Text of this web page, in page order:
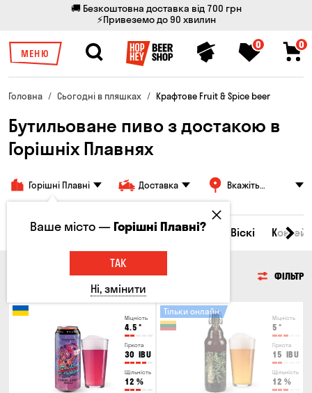
🚚 Безкоштовна доставка від 700 грн
⚡Привеземо до 90 хвилин
МЕНЮ
0 0
Головна Сьогодні в пляшках Крафтове Fruit & Spice beer
Бутильоване пиво з достакою в
Горішніх Плавнях
Горішні Плавні Доставка
Вкажіть
Всі товари Пиво Сидр Вино Віскі
ФІЛЬТР
Міцність
4.5 °
Гіркота
30 IBU
Щільність
12 %
Міцність
5 °
Гіркота
15 IBU
Щільність
12 %
Тільки онлайн
Ваше місто —Горішні Плавні?
ТАК
Ні, змінити